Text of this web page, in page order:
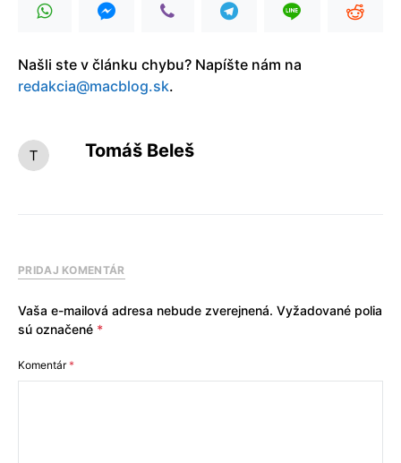
Našli ste v článku chybu? Napíšte nám na
redakcia@macblog.sk.
Tomáš Beleš
PRIDAJ KOMENTÁR
Vaša e-mailová adresa nebude zverejnená. Vyžadované polia
sú označené *
Komentár*